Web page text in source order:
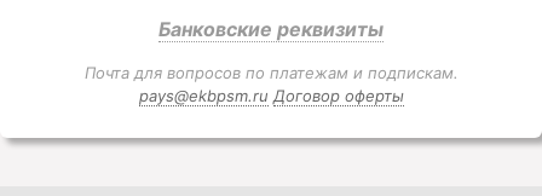
Банковские реквизиты
Почта для вопросов по платежам и подпискам.
pays@ekbpsm.ru Договор оферты